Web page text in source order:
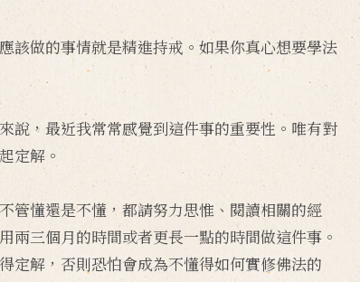
該做的事情就是精進持戒。如果你真心想要學法
說，最近我常常感覺到這件事的重要性。唯有對
定解。
管懂還是不懂，都請努力思惟、閱讀相關的經
三個月的時間或者更長一點的時間做這件事。
定解，否則恐怕會成為不懂得如何實修佛法的